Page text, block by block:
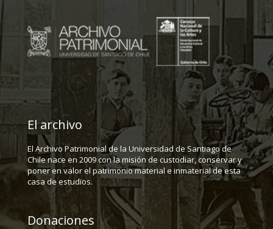
El archivo
El Archivo Patrimonial de la Universidad de Santiago de
Chile nace en 2009 con la misión de custodiar, conservar y
poner en valor el patrimonio material e inmaterial de esta
casa de estudios.
Donaciones